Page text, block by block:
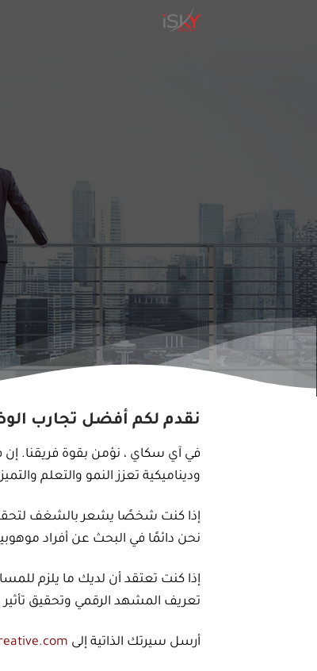
نقدم لكم أفضل تجارب
في آي سكاي ، نؤمن بقوة فريقنا. إن
وديناميكية تعزز النمو والتعلم
إذا كنت شخصًا يشعر بالشغف لتحقيق
نحن دائمًا في البحث عن أفراد
إذا كنت تعتقد أن لديك ما يلزم
تعريف المشهد الرقمي وتحقيق تأثير
أرسل سيرتك الذاتية إلى